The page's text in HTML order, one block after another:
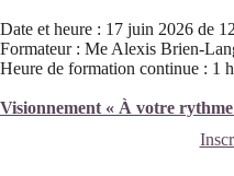
Date et heure : 17 juin 2026 de
Formateur : Me Alexis Brien-
Heure de formation continue : 1
Visionnement « À votre